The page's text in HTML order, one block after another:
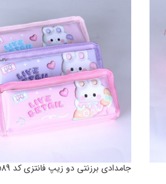
جامدادی برزنتی دو زیپ فانتزی کد 2589 کیفت